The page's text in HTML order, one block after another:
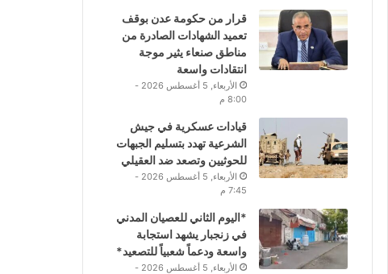
قرار من حكومة عدن بوقف
تعميد الشهادات الصادرة من
مناطق صنعاء يثير موجة
انتقادات واسعة
الأربعاء, 5 أغسطس 2026 -
8:00 م
قيادات عسكرية في جيش
الشرعية تهدد بتسليم الجبهات
للحوثيين وتصعد ضد العقيلي
الأربعاء, 5 أغسطس 2026 -
7:45 م
*اليوم الثاني للعصيان المدني
في زنجبار يشهد استجابة
واسعة ودعماً شعبياً للتصعيد*
الأربعاء, 5 أغسطس 2026 -